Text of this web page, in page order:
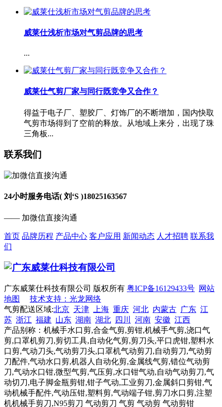
威莱仕浅析市场对气剪品牌的思考
...
威莱仕气剪厂家与同行既竞争又合作？
得益于电子厂、塑胶厂、灯饰厂的不断增加，国内快取
气剪市场得到了空前的释放。从地域上来分，出现了珠
三角板...
联系我们
24小时服务电话( 刘‘S )18025163567
—— 加微信直接沟通
首页 品牌历程 产品中心 客户应用 新闻动态 人才招聘 联系我
们
广东威莱仕科技有限公司 版权所有 粤ICP备16129433号 网站
地图
技术支持：光龙网络
气剪配送区域:北京 天津 上海 重庆 河北 内蒙古 广东 江
苏 浙江 福建 山东 湖南 湖北 四川 河南 安徽 江西
产品别称：机械手水口剪,合金气剪,剪钳,机械手气剪,浇口气
剪,口罩机剪刀,剪切工具,自动化气剪,剪刀头,平口虎钳,塑料水
口剪,气动刀头,气动剪刀头,口罩机气动剪刀,自动剪刀,气动剪
刀配件,气动水口剪,机器人自动化剪,金属线气剪,错位气动剪
刀,气动水口钳,微型气剪,气压剪,水口钳气动,自动气动剪刀,气
动切刀,电子脚金瓶剪钳,钳子气动,工业剪刀,金属斜口剪钳,气
动机械手配件,气动压钳,塑料剪,气动端子钳,剪刀水口剪,注塑
机机械手剪刀,N95剪刀 气动剪刀 气剪 气动剪 气动剪钳